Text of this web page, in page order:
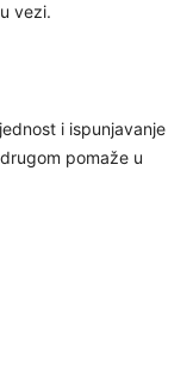
vezi.
i ispunjavanje
pomaže u